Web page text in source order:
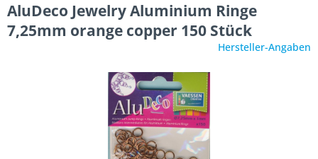
AluDeco Jewelry Aluminium Ringe
7,25mm orange copper 150 Stück
Hersteller-Angaben